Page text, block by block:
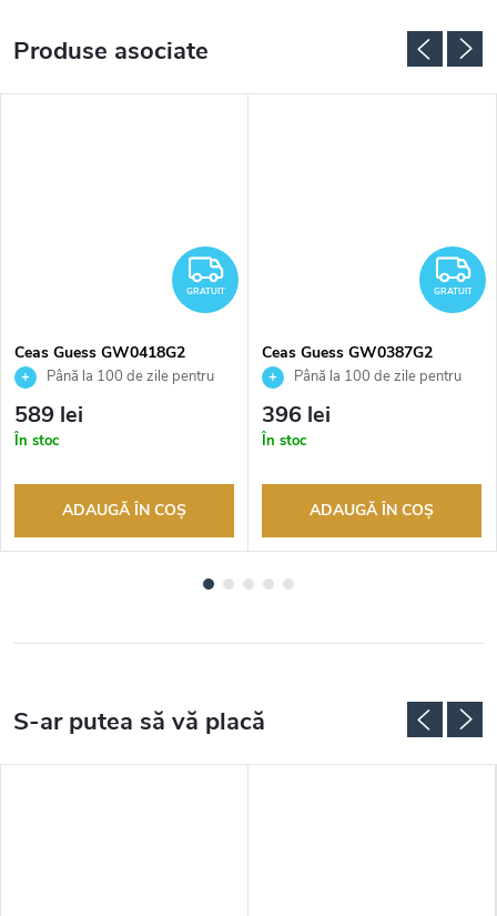
Produse asociate
GRATUIT
GRATUIT
Ceas Guess GW0418G2
Până la 100 de zile pentru
returnarea bunurilor. Vânzător
autorizat
589 lei
În stoc
ADAUGĂ ÎN COŞ
GRATUIT
Ceas Guess GW0387G2
Până la 100 de zile pentru
returnarea bunurilor. Vânzător
autorizat
396 lei
În stoc
ADAUGĂ ÎN COŞ